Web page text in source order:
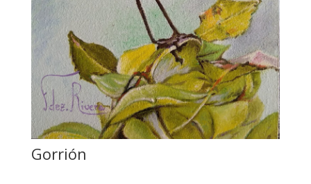
Gorrión